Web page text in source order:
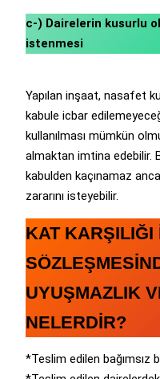
c-) Dairelerin kusurlu
istenmesi
Yapılan inşaat, nasafet
kabule icbar
kullanılması mümkün
almaktan imtina edebilir.
kabulden kaçınamaz
zararını isteyebilir.
KAT KARŞILIĞI
UYUŞMAZLIK
NELERDİR?
*Teslim edilen bağımsız